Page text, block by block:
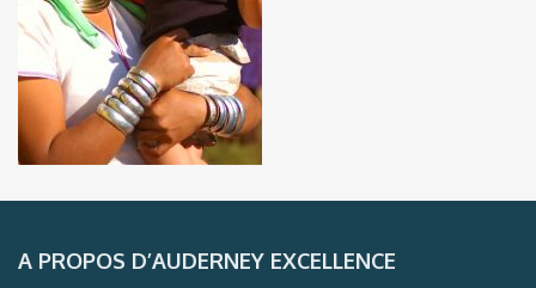
A PROPOS D’AUDERNEY EXCELLENCE